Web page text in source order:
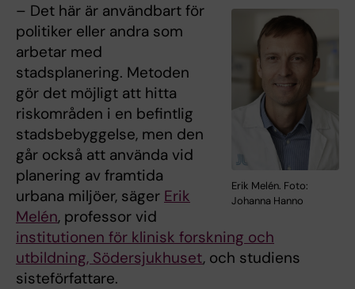
Erik Melén. Foto:
Johanna Hanno
– Det här är användbart för
politiker eller andra som
arbetar med
stadsplanering. Metoden
gör det möjligt att hitta
riskområden i en befintlig
stadsbebyggelse, men den
går också att använda vid
planering av framtida
urbana miljöer, säger Erik
Melén, professor vid
institutionen för klinisk forskning och
utbildning, Södersjukhuset, och studiens
sisteförfattare.